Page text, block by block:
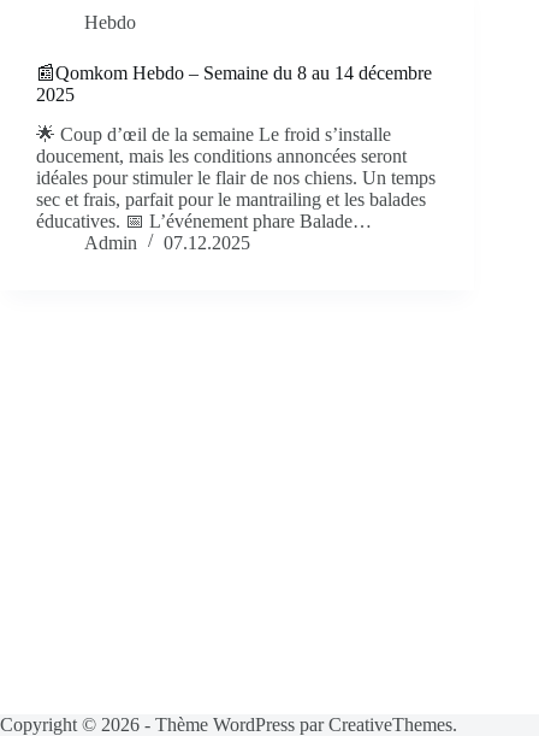
Hebdo
📰Qomkom Hebdo – Semaine du 8 au 14 décembre
2025
🌟 Coup d’œil de la semaine Le froid s’installe
doucement, mais les conditions annoncées seront
idéales pour stimuler le flair de nos chiens. Un temps
sec et frais, parfait pour le mantrailing et les balades
éducatives. 📅 L’événement phare Balade…
Admin
07.12.2025
Copyright © 2026 - Thème WordPress parCreativeThemes.